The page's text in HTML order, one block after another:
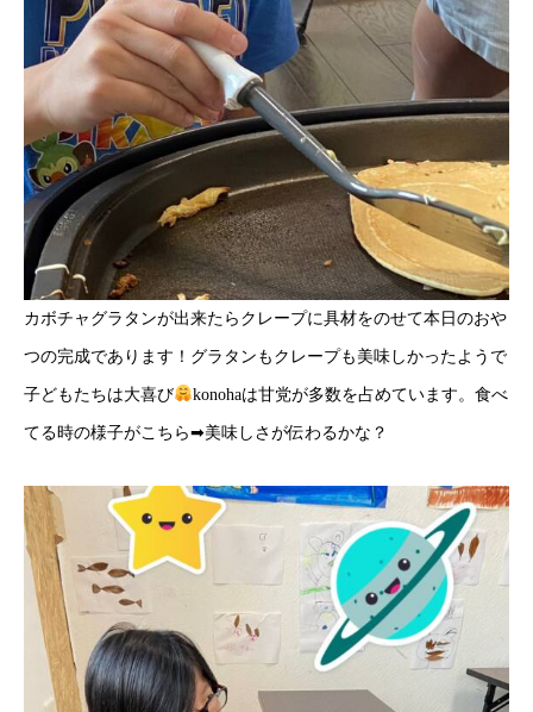
カボチャグラタンが出来たらクレープに具材をのせて本日のおや
つの完成であります！グラタンもクレープも美味しかったようで
子どもたちは大喜び konohaは甘党が多数を占めています。食べ
てる時の様子がこちら➡美味しさが伝わるかな？